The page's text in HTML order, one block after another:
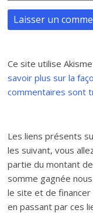
Ce site utilise
savoir plus sur la
commentaires sont
Les liens présents
les suivant, vous
partie du montant
somme gagnée
le site et de financer
en passant par ces